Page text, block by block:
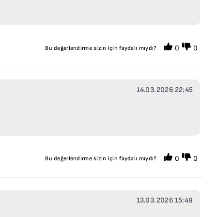
Bu değerlendirme sizin için faydalı mıydı? 0 0
14.03.2026 22:45
Bu değerlendirme sizin için faydalı mıydı? 0 0
13.03.2026 15:49